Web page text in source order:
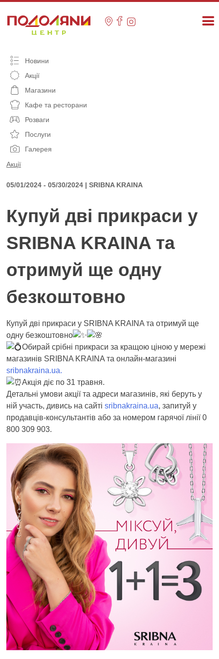
content
Новини
Акції
Магазини
Кафе та ресторани
Розваги
Послуги
Галерея
Акції
05/01/2024 - 05/30/2024 | SRIBNA KRAINA
Купуй дві прикраси у
SRIBNA KRAINA та
отримуй ще одну
безкоштовно
Купуй дві прикраси у SRIBNA KRAINA та отримуй ще
одну безкоштовно
Обирай срібні прикраси за кращою ціною у мережі
магазинів SRIBNA KRAINA та онлайн-магазині
sribnakraina.ua.
Акція діє по 31 травня.
Детальні умови акції та адреси магазинів, які беруть у
ній участь, дивись на сайті sribnakraina.ua, запитуй у
продавців-консультантів або за номером гарячої лінії 0
800 309 903.